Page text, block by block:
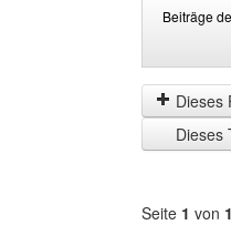
Beiträge
der
letzten
Zeit
anzeigen
by
Dieses
Dieses
Seite 1 von 1